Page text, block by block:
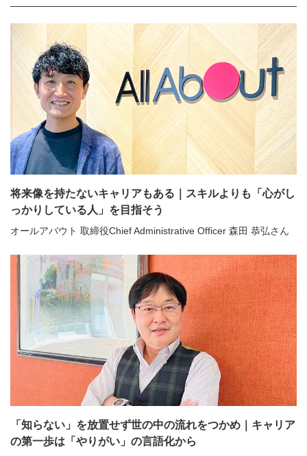
将来像を持たないキャリアもある｜スキルよりも「心がし
っかりしている人」を目指そう
オールアバウト 取締役Chief Administrative Officer 森田 恭弘さん
「知らない」を放置せず世の中の流れをつかめ｜キャリア
の第一歩は「やりがい」の言語化から